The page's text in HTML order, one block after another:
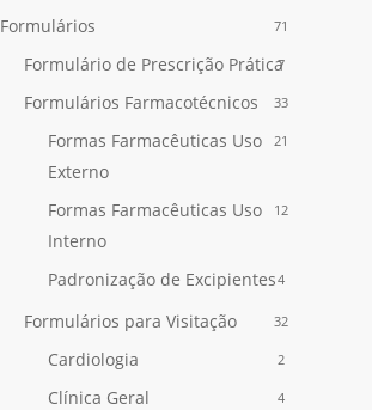
Formulários 71
Formulário de Prescrição Prática
7
Formulários Farmacotécnicos 33
Formas Farmacêuticas Uso
Externo
21
Formas Farmacêuticas Uso
Interno
12
Padronização de Excipientes4
Formulários para Visitação 32
Cardiologia 2
Clínica Geral 4